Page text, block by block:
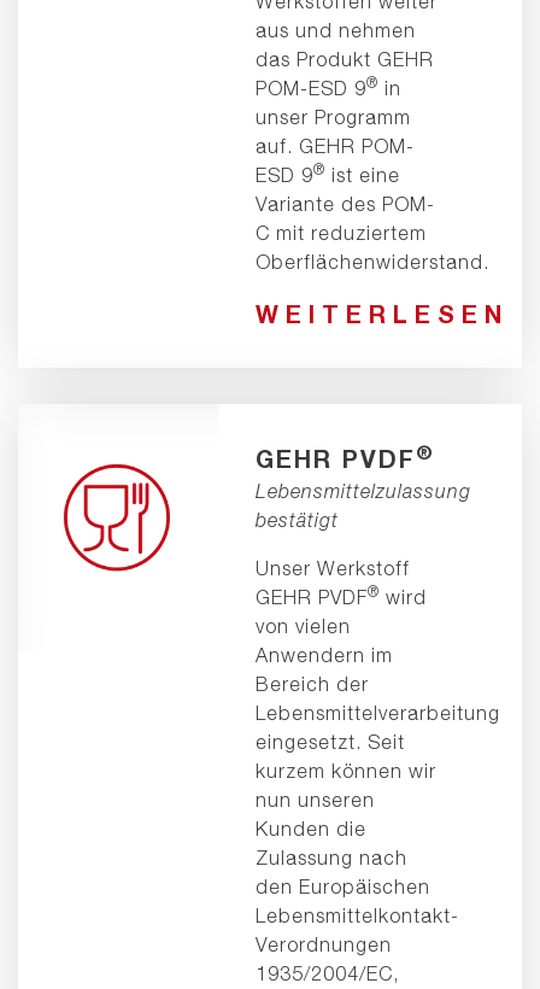
aus und nehmen
das Produkt GEHR
POM-ESD 9® in
unser Programm
auf. GEHR POM-
ESD 9® ist eine
Variante des POM-
C mit reduziertem
Oberflächenwiderstand.
WEITERLESEN
GEHR PVDF ®
Lebensmittelzulassung
bestätigt
Unser Werkstoff
GEHR PVDF® wird
von vielen
Anwendern im
Bereich der
Lebensmittelverarbeitung
eingesetzt. Seit
kurzem können wir
nun unseren
Kunden die
Zulassung nach
den Europäischen
Lebensmittelkontakt-
Verordnungen
1935/2004/EC,